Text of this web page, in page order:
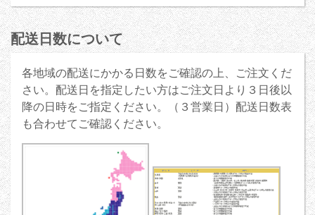
配送日数について
各地域の配送にかかる日数をご確認の上、ご注文くだ
さい。配送日を指定したい方はご注文日より３日後以
降の日時をご指定ください。（３営業日）配送日数表
も合わせてご確認ください。